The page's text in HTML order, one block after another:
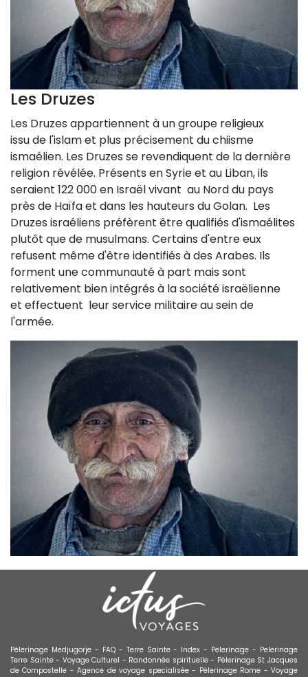
Les Druzes
Les Druzes appartiennent à un groupe religieux
issu de l'islam et plus précisement du chiisme
ismaélien. Les Druzes se revendiquent de la dernière
religion révélée. Présents en Syrie et au Liban, ils
seraient 122 000 en Israël vivant au Nord du pays
près de Haïfa et dans les hauteurs du Golan. Les
Druzes israéliens préfèrent être qualifiés d'ismaélites
plutôt que de musulmans. Certains d'entre eux
refusent même d'être identifiés à des Arabes. Ils
forment une communauté à part mais sont
relativement bien intégrés à la société israëlienne
et effectuent leur service militaire au sein de
l'armée.
Pèlerinage Medjugorje - FAQ - Terre Sainte - Index - Pelerinage - Pelerinage
Terre Sainte - Voyage Culturel - Randonnée spirituelle - Pèlerinage St Jacques
de Compostelle -Agence de voyage specialisée - Pèlerinage Rome -Voyage